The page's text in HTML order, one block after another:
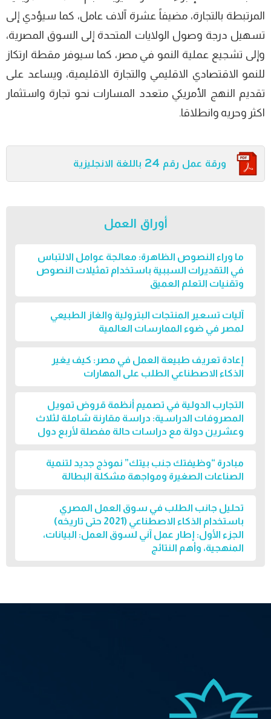
المرتبطة بالتجارة، مضيفاً عشرة آلاف عامل، كما سيؤدي إلى
تسهيل درجة وصول الولايات المتحدة إلى السوق المصرية،
وإلى تشجيع عملية النمو في مصر، كما سيوفر مقطة ارتكاز
للنمو الاقتصادي الاقليمي والتجارة الاقليمية، ويساعد على
تقديم النهج الأمريكي متعدد المسارات نحو تجارة واستثمار
اكثر وحريه وانطلاقا.
ورقة عمل رقم 24 باللغة الانجليزية
أوراق العمل
ما وراء النصوص الظاهرة: معالجة عوامل الالتباس
في التقديرات السببية باستخدام تمثيلات النصوص
وتقنيات التعلم العميق
آليات تسعير المنتجات البترولية والغاز الطبيعي
لمصر في ضوء الممارسات العالمية
إعادة تعريف طبيعة العمل في مصر: كيف يغير
الذكاء الاصطناعي الطلب على المهارات
التجارب الدولية في تصميم أنظمة قروض تمويل
المصروفات الدراسية: دراسة مقارنة شاملة لثلاث
وعشرين دولة مع دراسات حالة مفصلة لأربع دول
مبادرة “وظيفتك جنب بيتك” نموذج جديد لتنمية
الصناعات الصغيرة ومواجهة مشكلة البطالة
تحليل جانب الطلب في سوق العمل المصري
باستخدام الذكاء الاصطناعي (2021 حتى تاريخه)
الجزء الأول: إطار عمل آني لسوق العمل: البيانات،
المنهجية، وأهم النتائج